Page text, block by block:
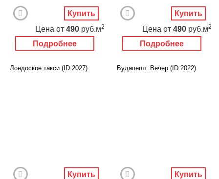
Подробнее
Цена от 490 руб.м2
Купить
Подробнее
Цена от 490 руб.м2
Купить
Лондоское такси (ID 2027)
Купить
Будапешт. Вечер (ID 2022)
Купить